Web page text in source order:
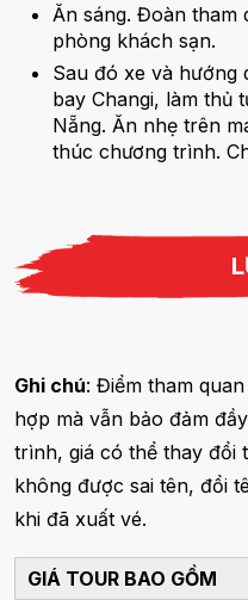
Ăn sáng. Đoàn tham
phòng khách sạn.
Sau đó xe và hướng
bay Changi, làm thủ
Nẵng. Ăn nhẹ trên
thúc chương trình.
Ghi chú: Điểm tham
hợp mà vẫn bảo đảm
trình, giá có thể thay đổi
không được sai tên, đổi
khi đã xuất vé.
GIÁ TOUR BAO GỒM